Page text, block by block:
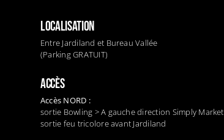
LOCALISATION
Entre Jardiland et Bureau Vallée
(Parking GRATUIT)
ACCÈS
Accès NORD :
sortie Bowling > A gauche direction Simply Market
sortie feu tricolore avant Jardiland